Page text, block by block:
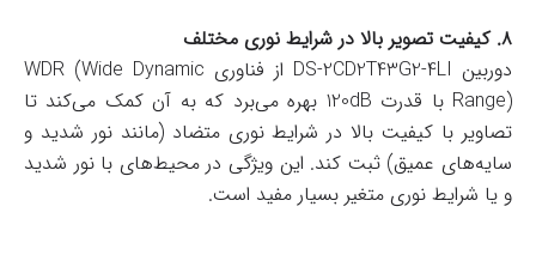
۸. کیفیت تصویر بالا در شرایط نوری مختلف
دوربین DS-2CD2T43G2-4LI از فناوری WDR (Wide Dynamic
Range) با قدرت 120dB بهره می‌برد که به آن کمک می‌کند تا
تصاویر با کیفیت بالا در شرایط نوری متضاد (مانند نور شدید و
سایه‌های عمیق) ثبت کند. این ویژگی در محیط‌های با نور شدید
و یا شرایط نوری متغیر بسیار مفید است.